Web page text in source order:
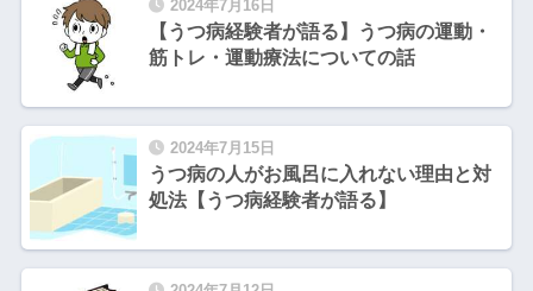
2024年7月16日
【うつ病経験者が語る】うつ病の運動・
筋トレ・運動療法についての話
2024年7月15日
うつ病の人がお風呂に入れない理由と対
処法【うつ病経験者が語る】